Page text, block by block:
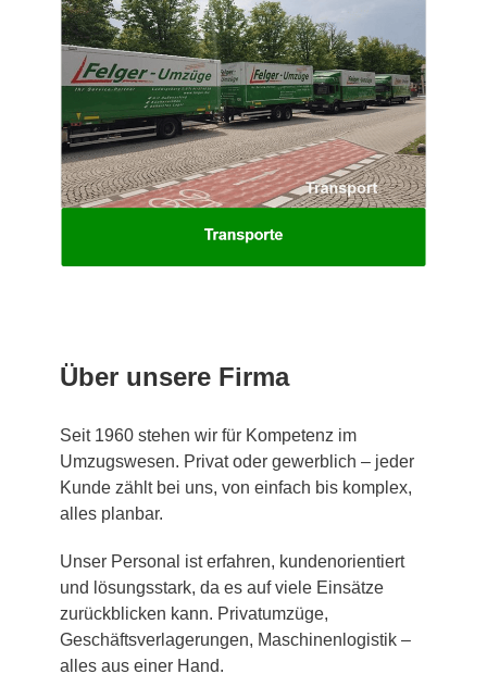
Über unsere Firma
Seit 1960 stehen wir für Kompetenz im
Umzugswesen. Privat oder gewerblich – jeder
Kunde zählt bei uns, von einfach bis komplex,
alles planbar.
Unser Personal ist erfahren, kundenorientiert
und lösungsstark, da es auf viele Einsätze
zurückblicken kann. Privatumzüge,
Geschäftsverlagerungen, Maschinenlogistik –
alles aus einer Hand.